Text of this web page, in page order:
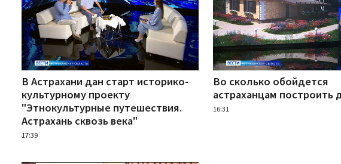
В Астрахани дан старт историко-
культурному проекту
"Этнокультурные путешествия.
Астрахань сквозь века"
17:39
Во сколько обойдется
астраханцам построить
16:31